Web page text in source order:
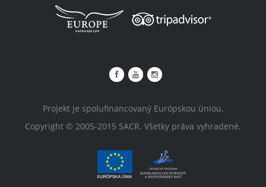
Projekt je spolufinancovaný Európskou úniou.
Copyright © 2005-2015 SACR. Všetky práva vyhradené.